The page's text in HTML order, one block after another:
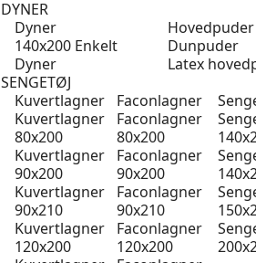
DYNER
Dyner
140x200 Enkelt
Dyner
Hovedpuder
Dunpuder
Latex
SENGETØJ
Kuvertlagner
Kuvertlagner
80x200
Kuvertlagner
90x200
Kuvertlagner
90x210
Kuvertlagner
120x200
Faconlagner
Faconlagner
80x200
Faconlagner
90x200
Faconlagner
90x210
Faconlagner
120x200